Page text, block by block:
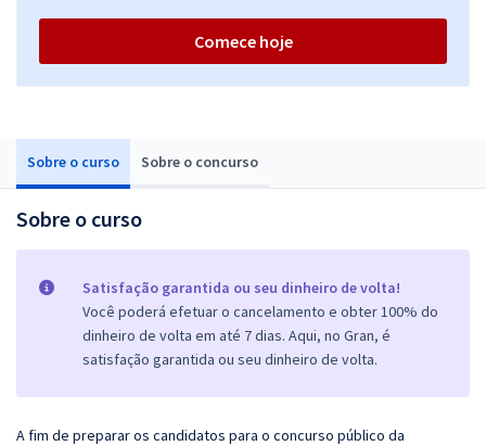
Sobre o curso Sobre o concurso
Sobre o curso
Satisfação garantida ou seu dinheiro de volta!
Você poderá efetuar o cancelamento e obter 100% do
dinheiro de volta em até 7 dias. Aqui, no Gran, é
satisfação garantida ou seu dinheiro de volta.
A fim de preparar os candidatos para o concurso público da
Comece hoje